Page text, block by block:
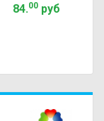
84.00руб